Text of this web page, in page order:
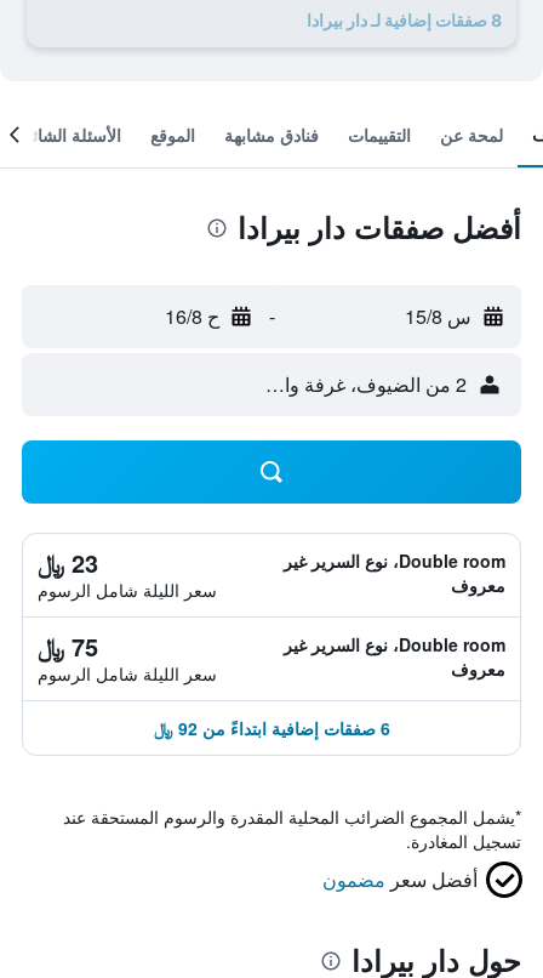
8 صفقات إضافية لـ دار بيرادا
لمحة عن التقييمات فنادق مشابهة الموقع الأسئلة الشائعة
أفضل صفقات دار بيرادا
س 15/8 - ح 16/8
2 من الضيوف، غرفة واحدة
Double room، نوع السرير غير
معروف
23 ﷼
سعر الليلة شامل الرسوم
Double room، نوع السرير غير
معروف
75 ﷼
سعر الليلة شامل الرسوم
6 صفقات إضافية ابتداءً من 92 ﷼
*يشمل المجموع الضرائب المحلية المقدرة والرسوم المستحقة عند
تسجيل المغادرة.
أفضل سعر مضمون
حول دار بيرادا